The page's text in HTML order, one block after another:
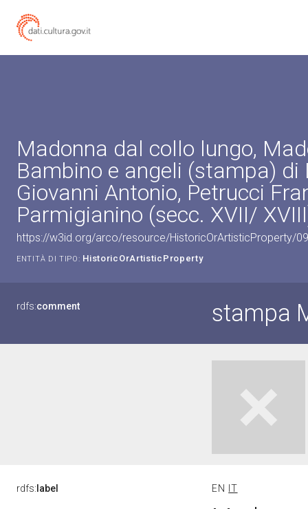
Madonna dal collo lungo,
Bambino e angeli (stampa) di
Giovanni Antonio, Petrucci
Parmigianino (secc. XVII/
https://w3id.org/arco/resource/HistoricOrArtisticProperty/
ENTITÀ DI TIPO: HistoricOrArtisticProperty
rdfs:comment stampa
rdfs: label EN IT